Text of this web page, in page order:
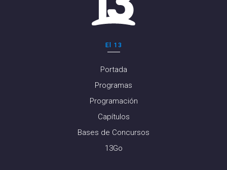
El 13
Portada
Programas
Programación
Capítulos
Bases de Concursos
13Go